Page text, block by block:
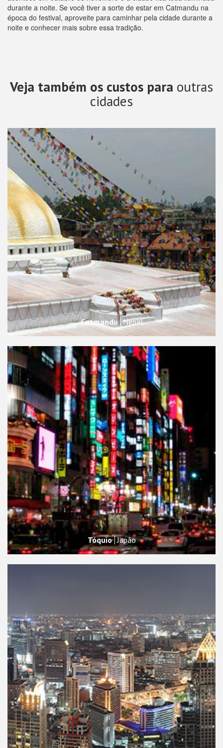
durante a noite. Se você tiver a sorte de estar em Catmandu na
época do festival, aproveite para caminhar pela cidade durante a
noite e conhecer mais sobre essa tradição.
Veja também os custos para outras
cidades
Catmandu Nepal
Tóquio Japão